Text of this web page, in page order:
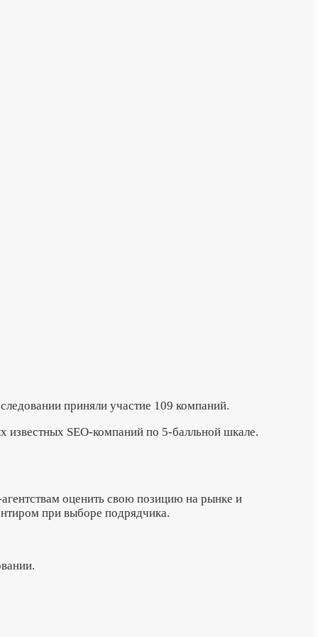
приняли участие 109 компаний.
известных SEO-компаний по 5-балльной шкале.
оценить свою позицию на рынке и
при выборе подрядчика.